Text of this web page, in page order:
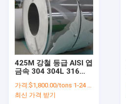
425M 강철 등급 AISI 엽
금속 304 304L 316
테인리스 스틸 코일
가격:$1,800.00/tons 1-24 tons
최신 가격 받기